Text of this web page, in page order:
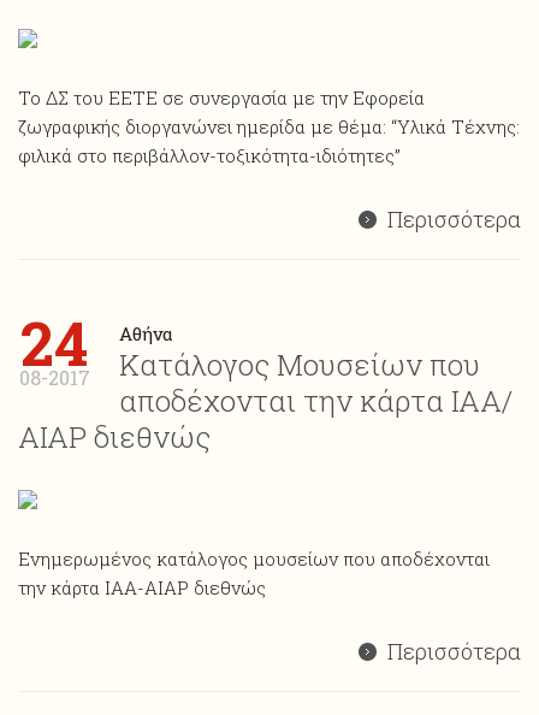
Το ΔΣ του ΕΕΤΕ σε συνεργασία με την Εφορεία
ζωγραφικής διοργανώνει ημερίδα με θέμα: “Υλικά Τέχνης:
φιλικά στο περιβάλλον-τοξικότητα-ιδιότητες”
Περισσότερα
24
08-2017
Αθήνα
Κατάλογος Μουσείων που
αποδέχονται την κάρτα ΙΑΑ/
ΑΙΑP διεθνώς
Ενημερωμένος κατάλογος μουσείων που αποδέχονται
την κάρτα ΙΑΑ-AIAP διεθνώς
Περισσότερα